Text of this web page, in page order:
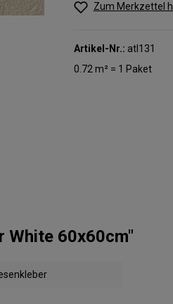
Zum Merkzettel
Artikel-Nr.: atl131
0.72 m² = 1 Paket
White 60x60cm"